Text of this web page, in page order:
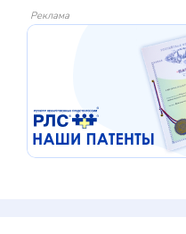
Реклама